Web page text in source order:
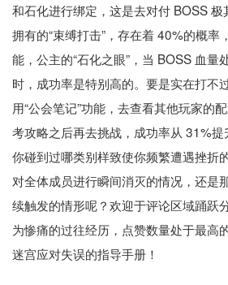
和石化进行绑定，这是去对付 BOSS
拥有的“束缚打击”，存在着 40%的概率
能，公主的“石化之眼”，当 BOSS 血量
时，成功率是特别高的。要是实在打不
用“公会笔记”功能，去查看其他玩家的
考攻略之后再去挑战，成功率从 31%提
你碰到过哪类别样致使你频繁遭遇挫折
对全体成员进行瞬间消灭的情况，还是
续触发的情形呢？欢迎于评论区域踊跃
为惨痛的过往经历，点赞数量处于最高
迷宫应对失误的指导手册！